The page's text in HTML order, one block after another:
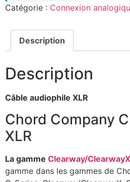
Catégorie : Connexion
Description
Description
Câble audiophile XLR
Chord Company
XLR
La gamme Clearway/ClearwayX
gamme dans les gammes de